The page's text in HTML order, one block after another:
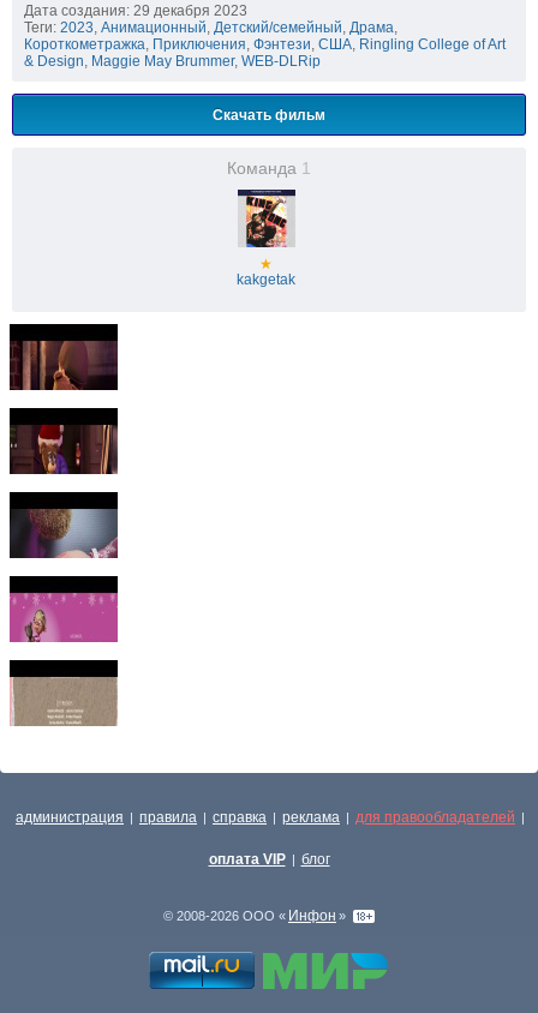
Дата создания: 29 декабря 2023
Теги: 2023, Анимационный, Детский/семейный, Драма,
Короткометражка, Приключения, Фэнтези, США, Ringling College of Art
& Design, Maggie May Brummer, WEB-DLRip
Скачать фильм
Команда 1
★
kakgetak
администрация | правила | справка | реклама | для правообладателей |
оплата VIP | блог
© 2008-2026 ООО « Инфон »